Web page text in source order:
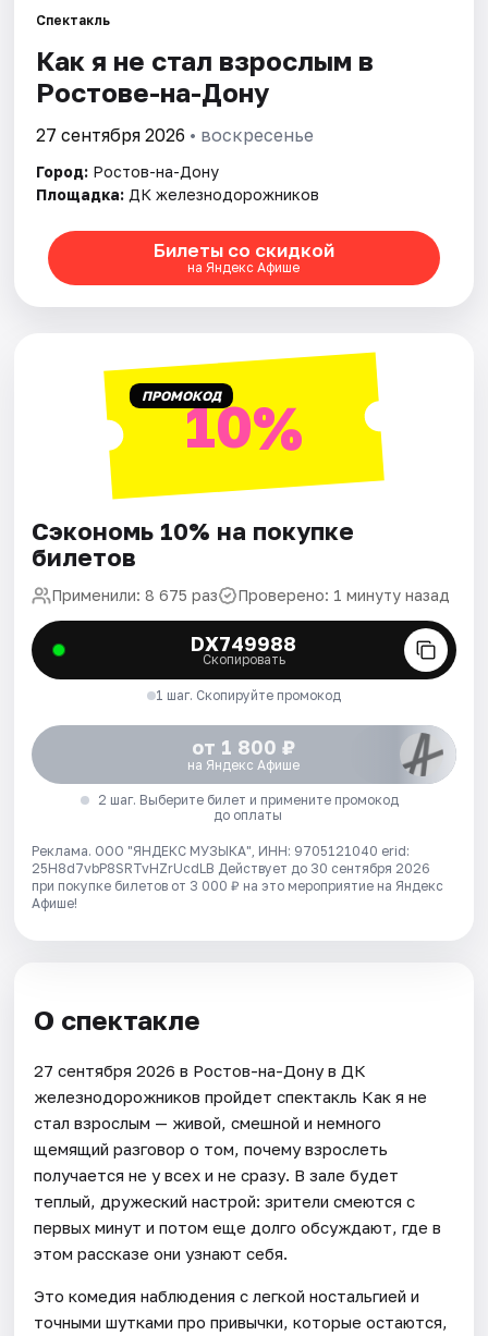
Города
Площадки
Рейтинги
Спектакль
Как я не стал взрослым в
Ростове-на-Дону
27 сентября 2026 • воскресенье
Город: Ростов-на-Дону
Площадка: ДК железнодорожников
Билеты со скидкой
на Яндекс Афише
ПРОМОКОД10%
Сэкономь 10% на покупке
билетов
Применили: 8 675 раз Проверено: 1 минуту назад
DX749988
Скопировать
1 шаг. Скопируйте промокод
от 1 800 ₽
на Яндекс Афише
2 шаг. Выберите билет и примените промокод
до оплаты
Реклама. ООО "ЯНДЕКС МУЗЫКА", ИНН: 9705121040 erid:
25H8d7vbP8SRTvHZrUcdLB Действует до 30 сентября 2026
при покупке билетов от 3 000 ₽ на это мероприятие на Яндекс
Афише!
О спектакле
27 сентября 2026 в Ростов-на-Дону в ДК
железнодорожников пройдет спектакль Как я не
стал взрослым — живой, смешной и немного
щемящий разговор о том, почему взрослеть
получается не у всех и не сразу. В зале будет
теплый, дружеский настрой: зрители смеются с
первых минут и потом еще долго обсуждают, где в
этом рассказе они узнают себя.
Это комедия наблюдения с легкой ностальгией и
точными шутками про привычки, которые остаются,